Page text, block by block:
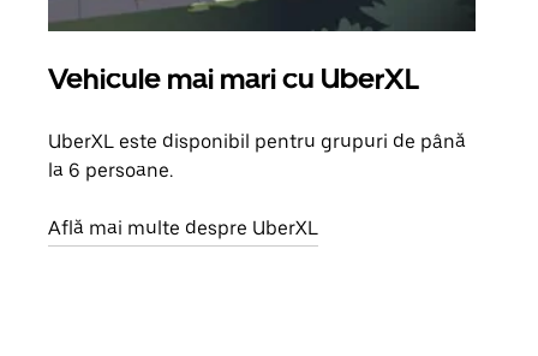
Vehicule mai mari cu UberXL
UberXL este disponibil pentru grupuri de până
la 6 persoane.
Află mai multe despre UberXL